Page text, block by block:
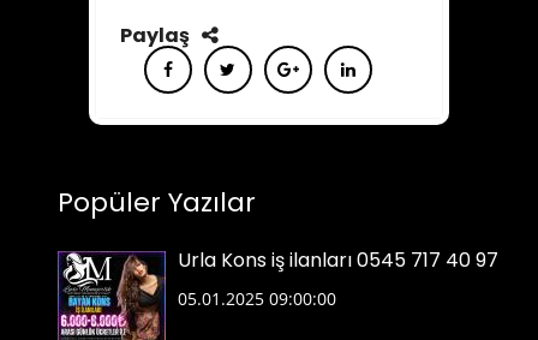
Paylaş
Popüler Yazılar
Urla Kons iş ilanları 0545 717 40 97
05.01.2025 09:00:00